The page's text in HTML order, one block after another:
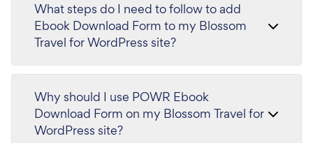
What steps do I need to follow to add
Ebook Download Form to my Blossom
Travel for WordPress site?
Why should I use POWR Ebook
Download Form on my Blossom Travel for
WordPress site?